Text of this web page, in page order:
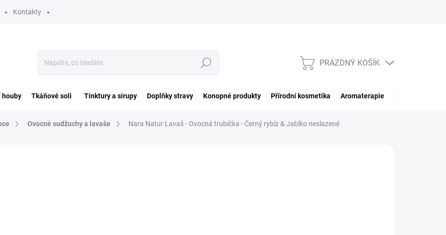
Kontakty
Hledat
NÁKUPNÍ
PRÁZDNÝ KOŠÍK
Tkáňové soli Tinktury a sirupy Doplňky stravy Konopné produkty Přírodní kosmetika Aromaterapie Potraviny
Ovocné sudžuchy a lavaše Nara Natur Lavaš - Ovocná trubička - Černý rybíz & Jablko neslazené